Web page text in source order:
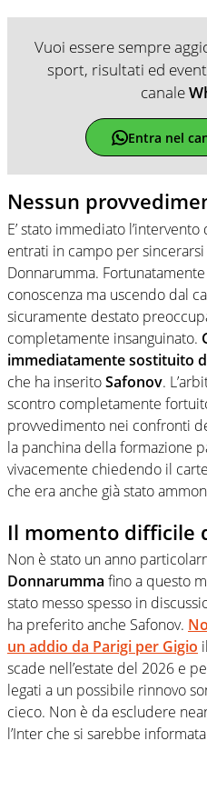
Vuoi essere sempre
sport, risultati ed
canale
Entra nel
Nessun
E’ stato immediato
entrati in campo per
Donnarumma.
conoscenza ma uscendo dal
sicuramente destato
completamente insanguinato.
immediatamente sostituito
che ha inseritoSafonov.
scontro completamente
provvedimento nei confronti
la panchina della formazione
vivacemente chiedendo il
che era anche già stato
Il momento difficile
Non è stato un anno
Donnarumma fino a questo
stato messo spesso in
ha preferito anche Safonov.
un addio da Parigi per Gigio
scade nell’estate del 2026 e
legati a un possibile rinnovo
cieco. Non è da escludere
l’Inter che si sarebbe